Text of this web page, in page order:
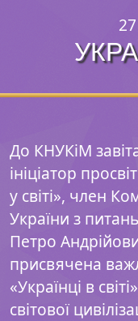
До КНУКіМ
ініціатор
у світі», член
України з
Петро
присвячена
«Українці в
світової